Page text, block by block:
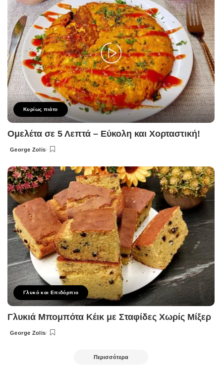
Κυρίως πιάτο
Ομελέτα σε 5 Λεπτά – Εύκολη και Χορταστική!
Posted
George Zolis
Γλυκό και Επιδόρπιο
Γλυκιά Μπομπότα Κέικ με Σταφίδες Χωρίς Μίξερ
Posted
George Zolis
Περισσότερα